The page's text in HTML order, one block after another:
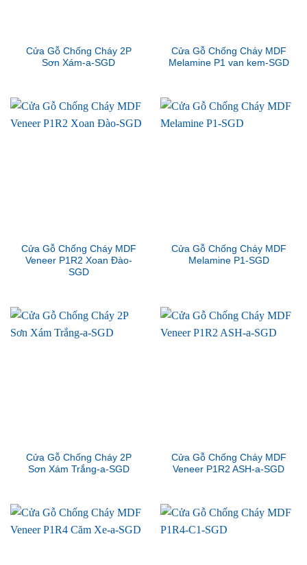
Cửa Gỗ Chống Cháy 2P
Sơn Xám-a-SGD
Cửa Gỗ Chống Cháy MDF
Melamine P1 van kem-SGD
Cửa Gỗ Chống Cháy MDF
Veneer P1R2 Xoan Đào-
SGD
Cửa Gỗ Chống Cháy MDF
Melamine P1-SGD
Cửa Gỗ Chống Cháy 2P
Sơn Xám Trắng-a-SGD
Cửa Gỗ Chống Cháy MDF
Veneer P1R2 ASH-a-SGD